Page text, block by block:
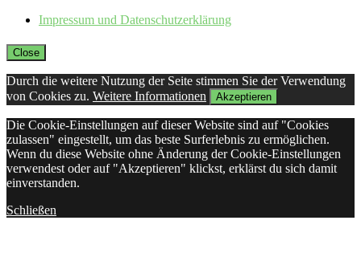
Impressum und Datenschutzerklärung
Close
Durch die weitere Nutzung der Seite stimmen Sie der Verwendung
von Cookies zu. Weitere Informationen Akzeptieren
Die Cookie-Einstellungen auf dieser Website sind auf "Cookies
zulassen" eingestellt, um das beste Surferlebnis zu ermöglichen.
Wenn du diese Website ohne Änderung der Cookie-Einstellungen
verwendest oder auf "Akzeptieren" klickst, erklärst du sich damit
einverstanden.
Schließen